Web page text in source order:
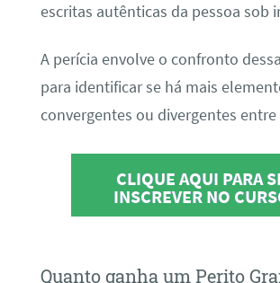
escritas autênticas da pessoa sob
A perícia envolve o confronto
para identificar se há mais
convergentes ou divergentes entre
CLIQUE AQUI PARA
INSCREVER NO
Quanto ganha um Perito